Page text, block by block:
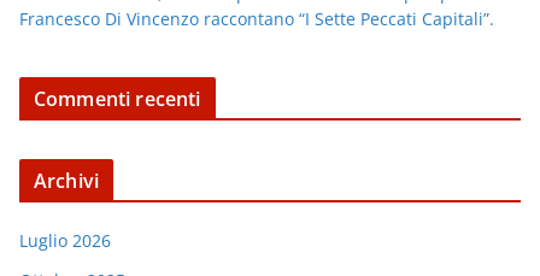
Francesco Di Vincenzo raccontano “I Sette Peccati Capitali”.
Commenti recenti
Archivi
Luglio 2026